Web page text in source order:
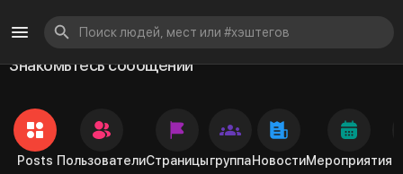
Знакомьтесь сообщений
Posts ПользователиСтраницыгруппаНовостиМероприятия